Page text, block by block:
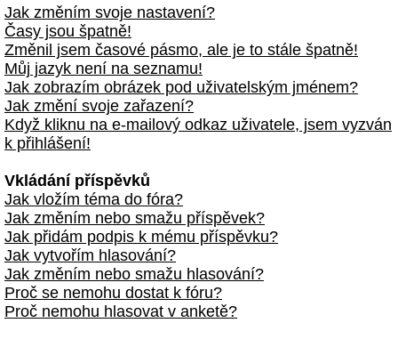
Jak změním svoje nastavení?
Časy jsou špatně!
Změnil jsem časové pásmo, ale je to stále špatně!
Můj jazyk není na seznamu!
Jak zobrazím obrázek pod uživatelským jménem?
Jak změní svoje zařazení?
Když kliknu na e-mailový odkaz uživatele, jsem vyzván
k přihlášení!
Vkládání příspěvků
Jak vložím téma do fóra?
Jak změním nebo smažu příspěvek?
Jak přidám podpis k mému příspěvku?
Jak vytvořím hlasování?
Jak změním nebo smažu hlasování?
Proč se nemohu dostat k fóru?
Proč nemohu hlasovat v anketě?